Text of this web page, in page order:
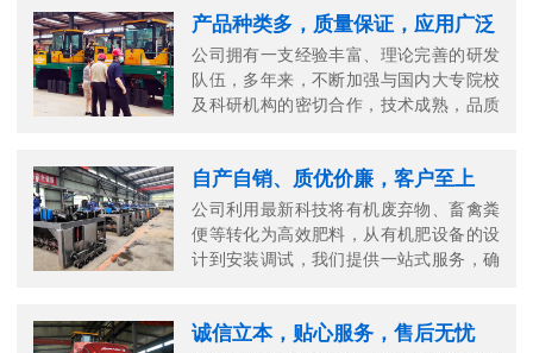
产品种类多，质量保证，应用广泛
公司拥有一支经验丰富、理论完善的研发
队伍，多年来，不断加强与国内大专院校
及科研机构的密切合作，技术成熟，品质
自产自销、质优价廉，客户至上
公司利用最新科技将有机废弃物、畜禽粪
便等转化为高效肥料，从有机肥设备的设
计到安装调试，我们提供一站式服务，确
诚信立本，贴心服务，售后无忧